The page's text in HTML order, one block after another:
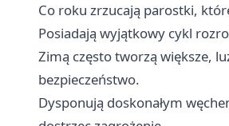
Co roku zrzucają parostki,
Posiadają wyjątkowy cykl
Zimą często tworzą większe,
bezpieczeństwo.
Dysponują doskonałym